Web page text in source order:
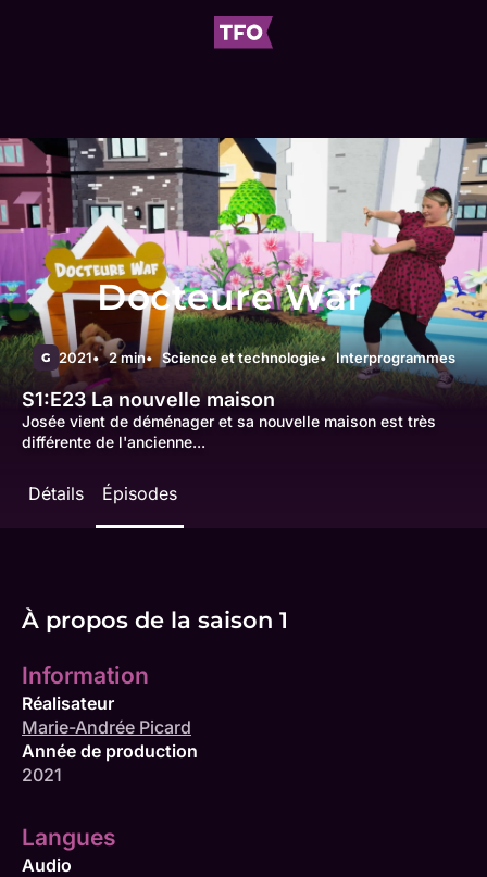
Docteure Waf
G 2021 2 min Science et technologie Interprogrammes
S1:E23 La nouvelle maison
Josée vient de déménager et sa nouvelle maison est très
différente de l'ancienne...
Détails Épisodes
À propos de la saison 1
Information
Réalisateur
Marie-Andrée Picard
Année de production
2021
Langues
Audio